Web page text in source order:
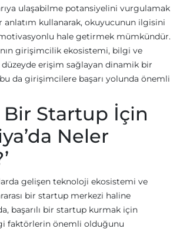
ulaşabilme potansiyelini vurgulamak
kullanarak, okuyucunun ilgisini
hale getirmek mümkündür.
girişimcilik ekosistemi, bilgi ve
düzeyde erişim sağlayan dinamik bir
da girişimcilere başarı yolunda önemli
Bir Startup İçin
Neler
gelişen teknoloji ekosistemi ve
bir startup merkezi haline
başarılı bir startup kurmak için
faktörlerin önemli olduğunu